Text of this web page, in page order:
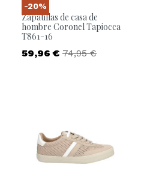
Zapatillas de casa de
hombre Coronel Tapiocca
T861-16
Precio
59,96 € Precio base
74,95 €
-20%